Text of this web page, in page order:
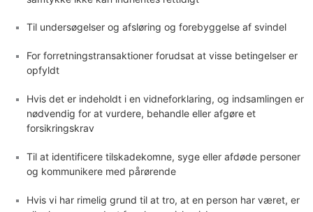
Til undersøgelser og afsløring og forebyggelse af svindel
For forretningstransaktioner forudsat at visse betingelser er
opfyldt
Hvis det er indeholdt i en vidneforklaring, og indsamlingen er
nødvendig for at vurdere, behandle eller afgøre et
forsikringskrav
Til at identificere tilskadekomne, syge eller afdøde personer
og kommunikere med pårørende
Hvis vi har rimelig grund til at tro, at en person har været, er